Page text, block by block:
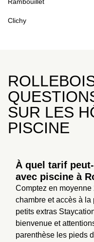
Clichy
SUR LES
PISCINE
À quel tarif
avec piscine à
Comptez en
chambre et accès à
petits extras
bienvenue et
parenthèse les pieds